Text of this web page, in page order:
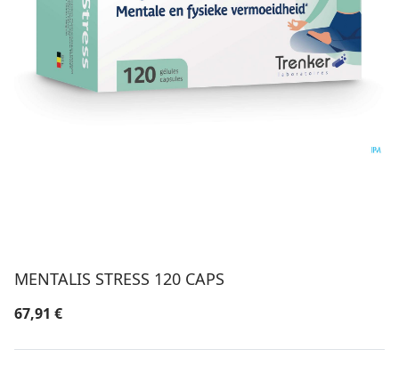
MENTALIS STRESS 120 CAPS
67,91 €